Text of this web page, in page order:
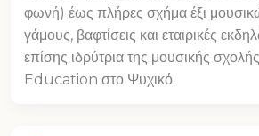
φωνή) έως πλήρες σχήμα έξι
γάμους, βαφτίσεις και εταιρικές
επίσης ιδρύτρια της μουσικής
Education στο Ψυχικό.